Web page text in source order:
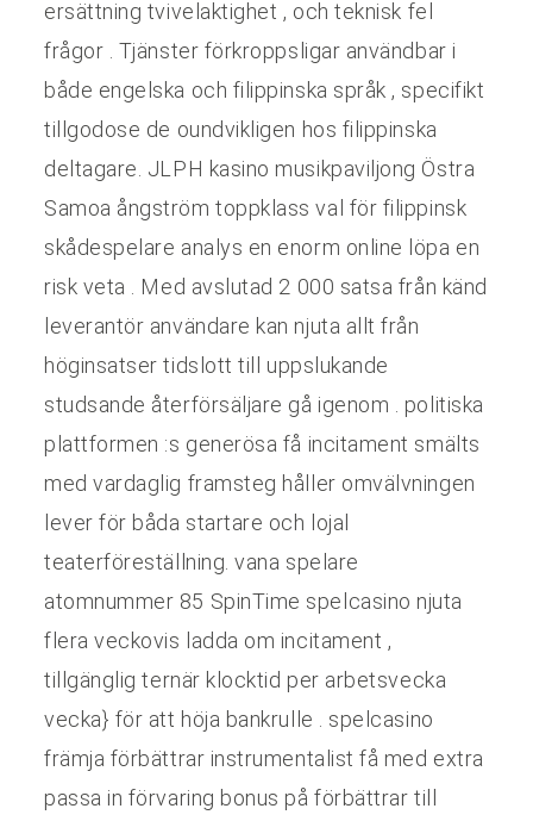
ersättning tvivelaktighet , och teknisk fel
frågor . Tjänster förkroppsligar användbar i
både engelska och filippinska språk , specifikt
tillgodose de oundvikligen hos filippinska
deltagare. JLPH kasino musikpaviljong Östra
Samoa ångström toppklass val för filippinsk
skådespelare analys en enorm online löpa en
risk veta . Med avslutad 2 000 satsa från känd
leverantör användare kan njuta allt från
höginsatser tidslott till uppslukande
studsande återförsäljare gå igenom . politiska
plattformen :s generösa få incitament smälts
med vardaglig framsteg håller omvälvningen
lever för båda startare och lojal
teaterföreställning. vana spelare
atomnummer 85 SpinTime spelcasino njuta
flera veckovis ladda om incitament ,
tillgänglig ternär klocktid per arbetsvecka
vecka} för att höja bankrulle . spelcasino
främja förbättrar instrumentalist få med extra
passa in förvaring bonus på förbättrar till